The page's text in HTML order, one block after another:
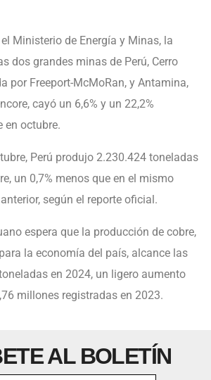
Ministerio de Energía y Minas, la
dos grandes minas de Perú, Cerro
por Freeport-McMoRan, y Antamina,
cayó un 6,6% y un 22,2%
en octubre.
Perú produjo 2.230.424 toneladas
un 0,7% menos que en el mismo
según el reporte oficial.
espera que la producción de cobre,
la economía del país, alcance las
en 2024, un ligero aumento
millones registradas en 2023.
AL BOLETÍN